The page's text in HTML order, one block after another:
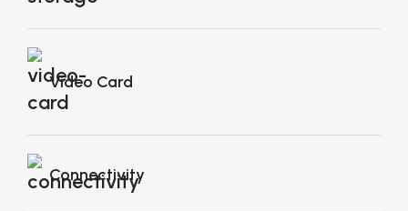
Video Card
Connectivity